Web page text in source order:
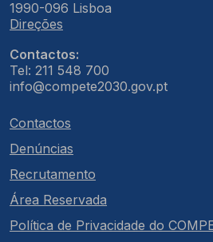
1990-096 Lisboa
Direções
Contactos:
Tel: 211 548 700
info@compete2030.gov.pt
Contactos
Denúncias
Recrutamento
Área Reservada
Política de Privacidade do